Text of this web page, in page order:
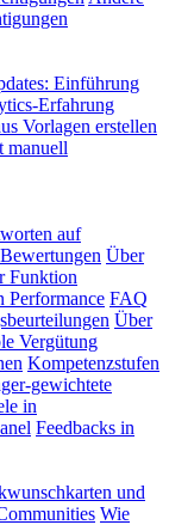
Einführung
Erfahrung
Vorlagen erstellen
manuell
auf
Über
Funktion
Performance FAQ
Über
Vergütung
Kompetenzstufen
gewichtete
in
Feedbacks in
und
Wie